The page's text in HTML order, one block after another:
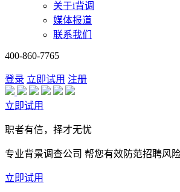
关于i背调
媒体报道
联系我们
400-860-7765
登录 立即试用 注册
立即试用
职者有信，择才无忧
专业背景调查公司 帮您有效防范招聘风
立即试用